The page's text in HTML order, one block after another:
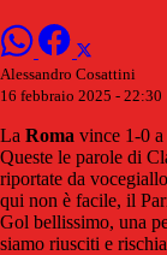
Alessandro Cosattini
16 febbraio 2025 - 22:30
La Roma vince 1-0
Queste le parole di
riportate da
qui non è facile, il
Gol bellissimo, una
siamo riusciti e